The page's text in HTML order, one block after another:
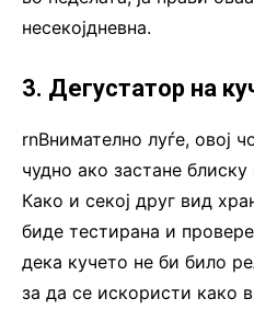
несекојдневна.
3. Дегустатор на
rnВнимателно луѓе, овој
чудно ако застане
Како и секој друг вид
биде тестирана и
дека кучето не би било
за да се искористи како